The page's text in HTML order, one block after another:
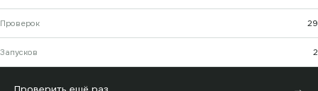
Проверок 29
Запусков 2